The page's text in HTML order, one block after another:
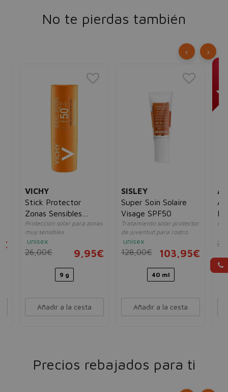
No te pierdas también
VICHY
Stick Protector
Zonas Sensibles
SPF50
Protección solar para zonas
muy sensibles
unisex
26,00€ 9,95€
9 g
Añadir a la cesta
SISLEY
Super Soin Solaire
Visage SPF50
Tratamiento solar protector
de juventud para rostro
unisex
128,00€ 103,95€
40 ml
Añadir a la cesta
&
‹ ›
Precios rebajados para ti